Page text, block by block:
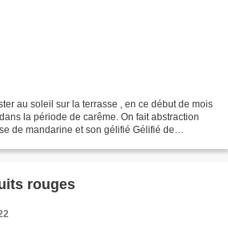
au soleil sur la terrasse , en ce début de mois
la période de carême. On fait abstraction
de mandarine et son gélifié Gélifié de
rouges